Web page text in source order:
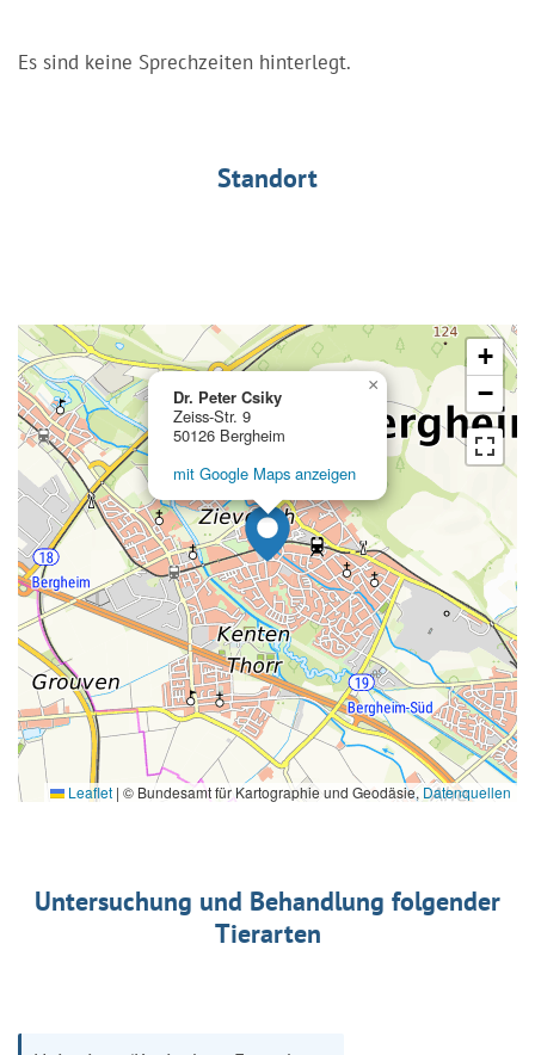
Es sind keine Sprechzeiten hinterlegt.
Standort
Dr. Peter Csiky
Zeiss-Str. 9
50126 Bergheim
mit Google Maps anzeigen
×
+
−
Leaflet | © Bundesamt für Kartographie und Geodäsie, Datenquellen
Untersuchung und Behandlung folgender
Tierarten